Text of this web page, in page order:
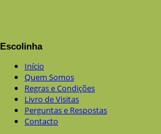
Escolinha
Início
Quem Somos
Regras e Condições
Livro de Visitas
Perguntas e Respostas
Contacto